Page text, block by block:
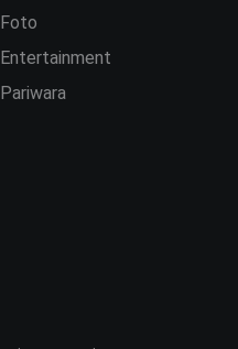
Foto
Entertainment
Pariwara